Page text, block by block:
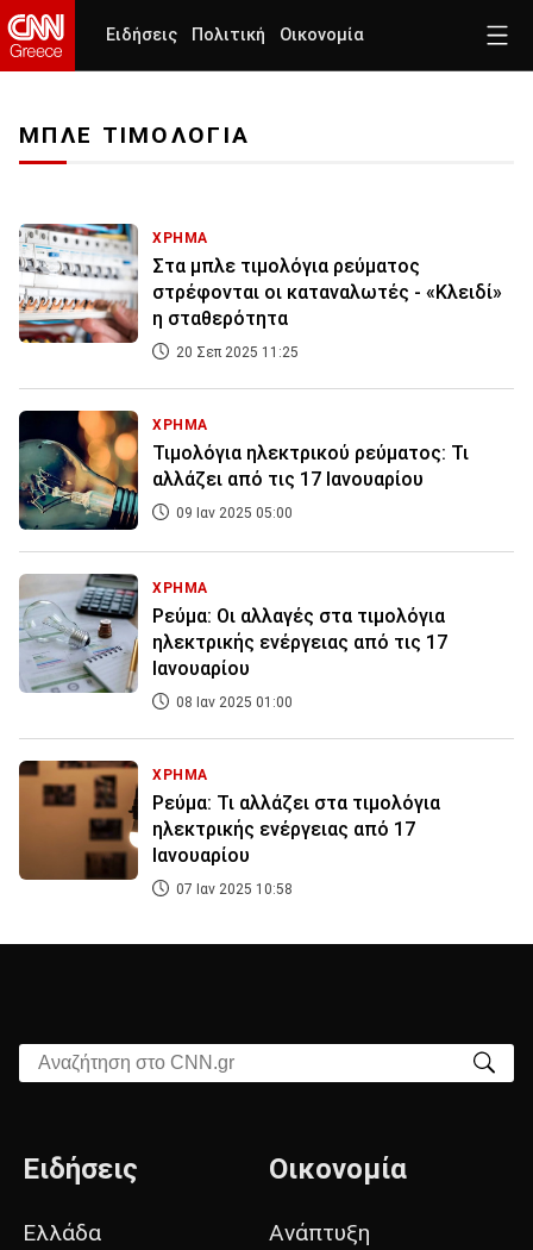
Ειδήσεις Πολιτική Οικονομία
ΜΠΛΕ ΤΙΜΟΛΟΓΙΑ
ΧΡΗΜΑ
Στα μπλε τιμολόγια ρεύματος
στρέφονται οι καταναλωτές - «Κλειδί»
η σταθερότητα
20 Σεπ 2025 11:25
ΧΡΗΜΑ
Τιμολόγια ηλεκτρικού ρεύματος: Τι
αλλάζει από τις 17 Ιανουαρίου
09 Ιαν 2025 05:00
ΧΡΗΜΑ
Ρεύμα: Οι αλλαγές στα τιμολόγια
ηλεκτρικής ενέργειας από τις 17
Ιανουαρίου
08 Ιαν 2025 01:00
ΧΡΗΜΑ
Ρεύμα: Τι αλλάζει στα τιμολόγια
ηλεκτρικής ενέργειας από 17
Ιανουαρίου
07 Ιαν 2025 10:58
Αναζήτηση στο CNN.gr
Ειδήσεις
Ελλάδα
Οικονομία
Ανάπτυξη